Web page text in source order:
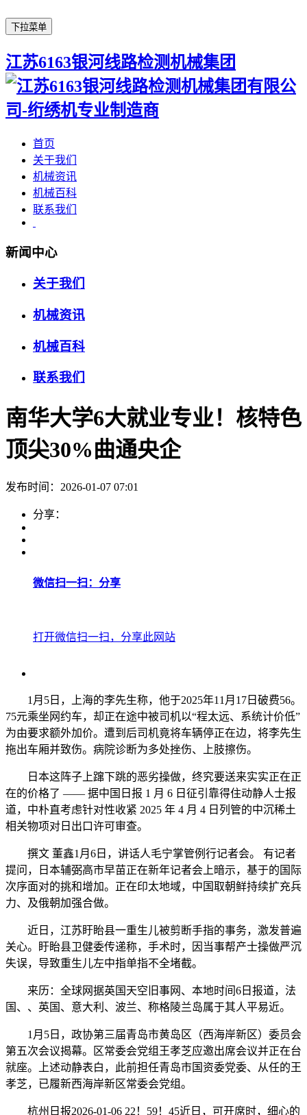
下拉菜单
江苏6163银河线路检测机械集团
首页
关于我们
机械资讯
机械百科
联系我们
新闻中心
关于我们
机械资讯
机械百科
联系我们
南华大学6大就业专业！核特色
顶尖30%曲通央企
发布时间：2026-01-07 07:01
分享：
微信扫一扫：分享
打开微信扫一扫，分享此网站
1月5日，上海的李先生称，他于2025年11月17日破费56。
75元乘坐网约车，却正在途中被司机以“程太远、系统计价低”
为由要求额外加价。遭到后司机竟将车辆停正在边，将李先生
拖出车厢并致伤。病院诊断为多处挫伤、上肢擦伤。
日本这阵子上蹿下跳的恶劣操做，终究要送来实实正在正
在的价格了 —— 据中国日报 1 月 6 日征引靠得住动静人士报
道，中朴直考虑针对性收紧 2025 年 4 月 4 日列管的中沉稀土
相关物项对日出口许可审查。
撰文 ‍‍董鑫1月6日，讲话人毛宁掌管例行记者会。 有记者
提问，日本辅弼高市早苗正在新年记者会上暗示，基于的国际
次序面对的挑和增加。正在印太地域，中国取朝鲜持续扩充兵
力、及俄朝加强合做。
近日，江苏盱眙县一重生儿被剪断手指的事务，激发普遍
关心。盱眙县卫健委传递称，手术时，因当事帮产士操做严沉
失误，导致重生儿左中指单指不全堵截。
来历：全球网据英国天空旧事网、本地时间6日报道，法
国、、英国、意大利、波兰、称格陵兰岛属于其人平易近。
1月5日，政协第三届青岛市黄岛区（西海岸新区）委员会
第五次会议揭幕。区常委会党组王孝芝应邀出席会议并正在台
就座。上述动静表白，此前担任青岛市国资委党委、从任的王
孝芝，已履新西海岸新区常委会党组。
杭州日报2026-01-06 22！59！45近日，可开席时，细心的